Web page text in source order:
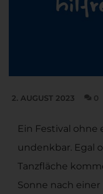
2. AUGUST 2023 0
Ein Festival ohne
undenkbar. Egal
Tanzfläche
Sonne nach